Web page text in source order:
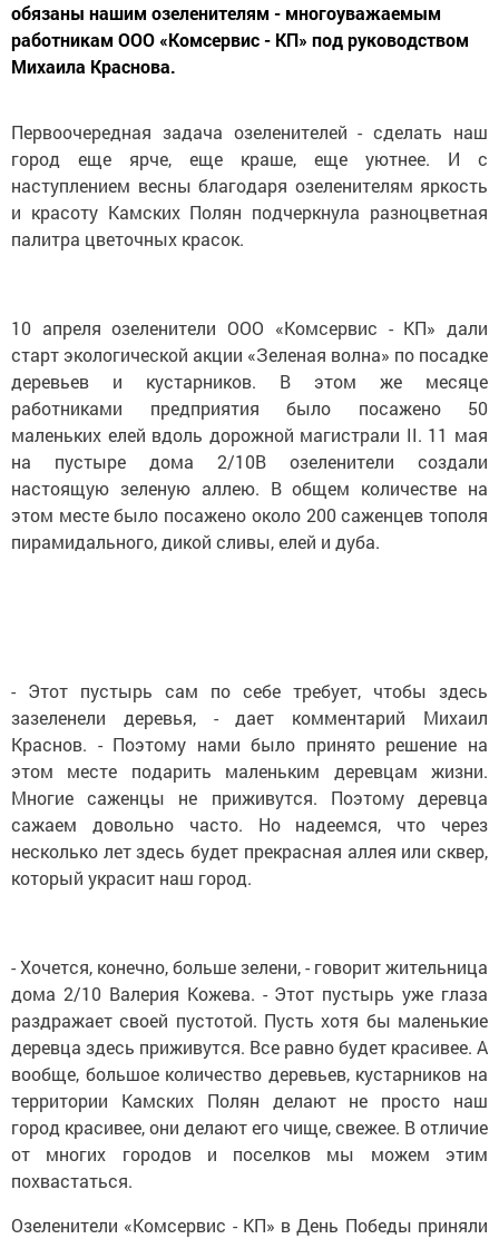
обязаны нашим озеленителям - многоуважаемым
работникам ООО «Комсервис - КП» под руководством
Михаила Краснова.
Первоочередная задача озеленителей - сделать наш
город еще ярче, еще краше, еще уютнее. И с
наступлением весны благодаря озеленителям яркость
и красоту Камских Полян подчеркнула разноцветная
палитра цветочных красок.
10 апреля озеленители ООО «Комсервис - КП» дали
старт экологической акции «Зеленая волна» по посадке
деревьев и кустарников. В этом же месяце
работниками предприятия было посажено 50
маленьких елей вдоль дорожной магистрали II. 11 мая
на пустыре дома 2/10В озеленители создали
настоящую зеленую аллею. В общем количестве на
этом месте было посажено около 200 саженцев тополя
пирамидального, дикой сливы, елей и дуба.
- Этот пустырь сам по себе требует, чтобы здесь
зазеленели деревья, - дает комментарий Михаил
Краснов. - Поэтому нами было принято решение на
этом месте подарить маленьким деревцам жизни.
Многие саженцы не приживутся. Поэтому деревца
сажаем довольно часто. Но надеемся, что через
несколько лет здесь будет прекрасная аллея или сквер,
который украсит наш город.
- Хочется, конечно, больше зелени, - говорит жительница
дома 2/10 Валерия Кожева. - Этот пустырь уже глаза
раздражает своей пустотой. Пусть хотя бы маленькие
деревца здесь приживутся. Все равно будет красивее. А
вообще, большое количество деревьев, кустарников на
территории Камских Полян делают не просто наш
город красивее, они делают его чище, свежее. В отличие
от многих городов и поселков мы можем этим
похвастаться.
Озеленители «Комсервис - КП» в День Победы приняли